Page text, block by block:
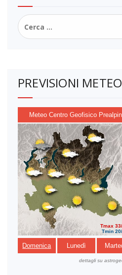
Ricerca
per:
PREVISIONI METEO